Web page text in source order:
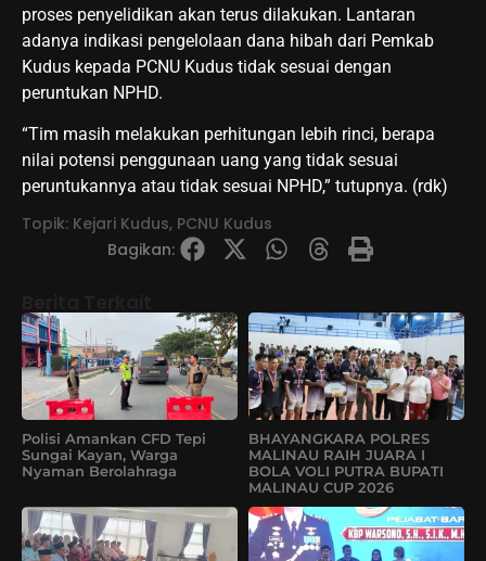
proses penyelidikan akan terus dilakukan. Lantaran
adanya indikasi pengelolaan dana hibah dari Pemkab
Kudus kepada PCNU Kudus tidak sesuai dengan
peruntukan NPHD.
“Tim masih melakukan perhitungan lebih rinci, berapa
nilai potensi penggunaan uang yang tidak sesuai
peruntukannya atau tidak sesuai NPHD,” tutupnya. (rdk)
Topik: Kejari Kudus, PCNU Kudus
Bagikan:
Polisi Amankan CFD Tepi
Sungai Kayan, Warga
Nyaman Berolahraga
BHAYANGKARA POLRES
MALINAU RAIH JUARA I
BOLA VOLI PUTRA BUPATI
MALINAU CUP 2026